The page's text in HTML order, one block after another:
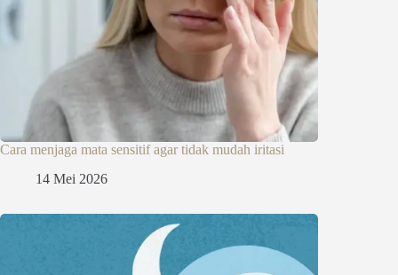
Cara menjaga mata sensitif agar tidak mudah iritasi
14 Mei 2026